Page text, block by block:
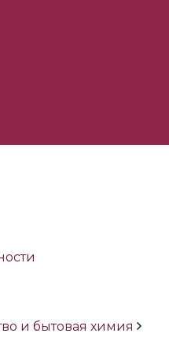
и бытовая химия